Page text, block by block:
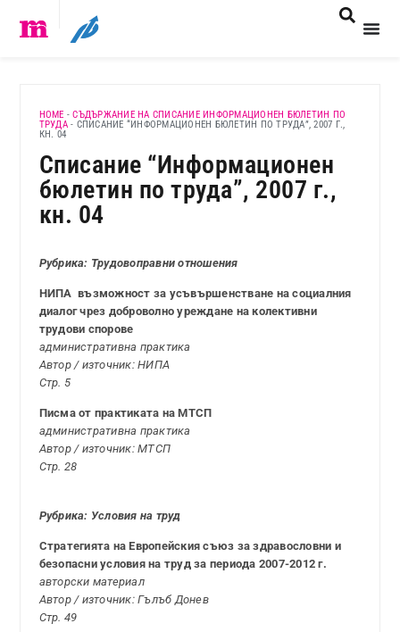
HOME -СЪДЪРЖАНИЕ НА СПИСАНИЕ ИНФОРМАЦИОНЕН БЮЛЕТИН ПО
ТРУДА- СПИСАНИЕ “ИНФОРМАЦИОНЕН БЮЛЕТИН ПО ТРУДА”, 2007 Г.,
КН. 04
Списание “Информационен
бюлетин по труда”, 2007 г.,
кн. 04
Рубрика: Трудовоправни отношения
НИПА ­ възможност за усъвършенстване на социалния
диалог чрез доброволно уреждане на колективни
трудови спорове
административна практика
Автор / източник: НИПА
Стр. 5
Писма от практиката на МТСП
административна практика
Автор / източник: МТСП
Стр. 28
Рубрика: Условия на труд
Стратегията на Европейския съюз за здравословни и
безопасни условия на труд за периода 2007-2012 г.
авторски материал
Автор / източник: Гълъб Донев
Стр. 49